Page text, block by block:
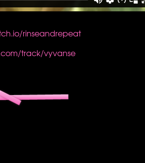
rinseandrepeat
track/vyvanse